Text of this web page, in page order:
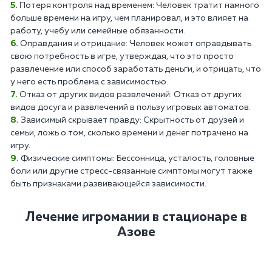
Потеря контроля над временем: Человек тратит намного
больше времени на игру, чем планировал, и это влияет на
работу, учебу или семейные обязанности.
Оправдания и отрицание: Человек может оправдывать
свою потребность в игре, утверждая, что это просто
развлечение или способ заработать деньги, и отрицать, что
у него есть проблема с зависимостью.
Отказ от других видов развлечений: Отказ от других
видов досуга и развлечений в пользу игровых автоматов.
Зависимый скрывает правду: Скрытность от друзей и
семьи, ложь о том, сколько времени и денег потрачено на
игру.
Физические симптомы: Бессонница, усталость, головные
боли или другие стресс-связанные симптомы могут также
быть признаками развивающейся зависимости.
Лечение игромании в стационаре в
Азове